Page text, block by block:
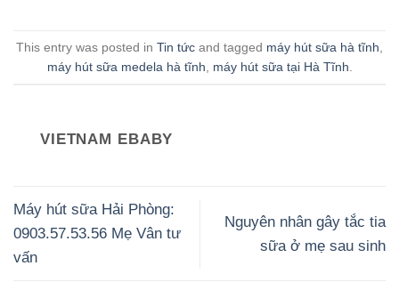
This entry was posted in Tin tức and tagged máy hút sữa hà tĩnh
máy hút sữa medela hà tĩnh
máy hút sữa tại Hà Tĩnh
VIETNAM EBABY
Máy hút sữa Hải Phòng:
0903.57.53.56 Mẹ Vân tư
vấn
Nguyên nhân gây tắc tia
sữa ở mẹ sau sinh